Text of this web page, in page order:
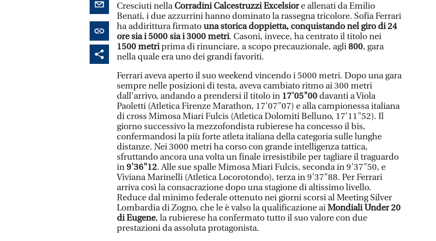
Cresciuti nellaCorradini Calcestruzzi Excelsiore allenati da Emilio
Benati, i due azzurrini hanno dominato la rassegna tricolore. Sofia Ferrari
ha addirittura firmatouna storica doppietta, conquistando nel giro di 24
ore sia i 5000 sia i 3000 metri. Casoni, invece, ha centrato il titolo nei
1500 metriprima di rinunciare, a scopo precauzionale, agli800, gara
nella quale era uno dei grandi favoriti.
Ferrari aveva aperto il suo weekend vincendo i 5000 metri. Dopo una gara
sempre nelle posizioni di testa, aveva cambiato ritmo ai 300 metri
dall'arrivo, andando a prendersi il titolo in 17'05"00 davanti a Viola
Paoletti (Atletica Firenze Marathon, 17'07"07) e alla campionessa italiana
di cross Mimosa Miari Fulcis (Atletica Dolomiti Belluno, 17'11"52). Il
giorno successivo la mezzofondista rubierese ha concesso il bis,
confermandosi la più forte atleta italiana della categoria sulle lunghe
distanze. Nei 3000 metri ha corso con grande intelligenza tattica,
sfruttando ancora una volta un finale irresistibile per tagliare il traguardo
in9'36"12. Alle sue spalle Mimosa Miari Fulcis, seconda in 9'37"50, e
Viviana Marinelli (Atletica Locorotondo), terza in 9'37"88. Per Ferrari
arriva così la consacrazione dopo una stagione di altissimo livello.
Reduce dal minimo federale ottenuto nei giorni scorsi al Meeting Silver
Lombardia di Zogno, che le è valso la qualificazione aiMondiali Under 20
di Eugene, la rubierese ha confermato tutto il suo valore con due
prestazioni da assoluta protagonista.